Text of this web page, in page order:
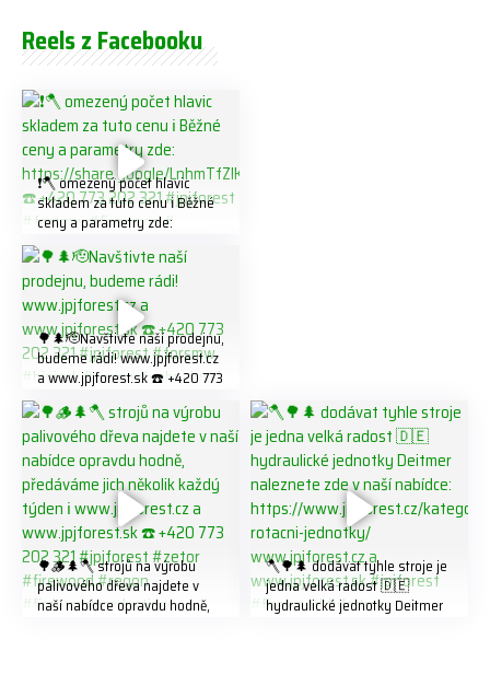
Reels z Facebooku
❗️🪓 omezený počet hlavic
skladem za tuto cenu ℹ️ Běžné
ceny a parametry zde:
K8W5t7i6o ☎️ +420 773 202
321 #jpjforest #forsmw
#firewood #
🌳🌲🫡Navštivte naší prodejnu,
budeme rádi! www.jpjforest.cz
a www.jpjforest.sk ☎️ +420 773
#biojack #regon #vahvajussi
🌳🪵🌲🪓 strojů na výrobu
palivového dřeva najdete v
naší nabídce opravdu hodně,
🪓🌳🌲 dodávat tyhle stroje je
jedna velká radost 🇩🇪
hydraulické jednotky Deitmer